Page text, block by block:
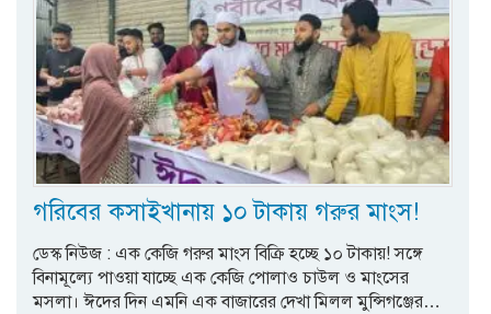
গরিবের কসাইখানায় ১০ টাকায় গরুর মাংস!
ডেস্ক নিউজ : এক কেজি গরুর মাংস বিক্রি হচ্ছে ১০ টাকায়! সঙ্গে
বিনামূল্যে পাওয়া যাচ্ছে এক কেজি পোলাও চাউল ও মাংসের
মসলা। ঈদের দিন এমনি এক বাজারের দেখা মিলল মুন্সিগঞ্জের…